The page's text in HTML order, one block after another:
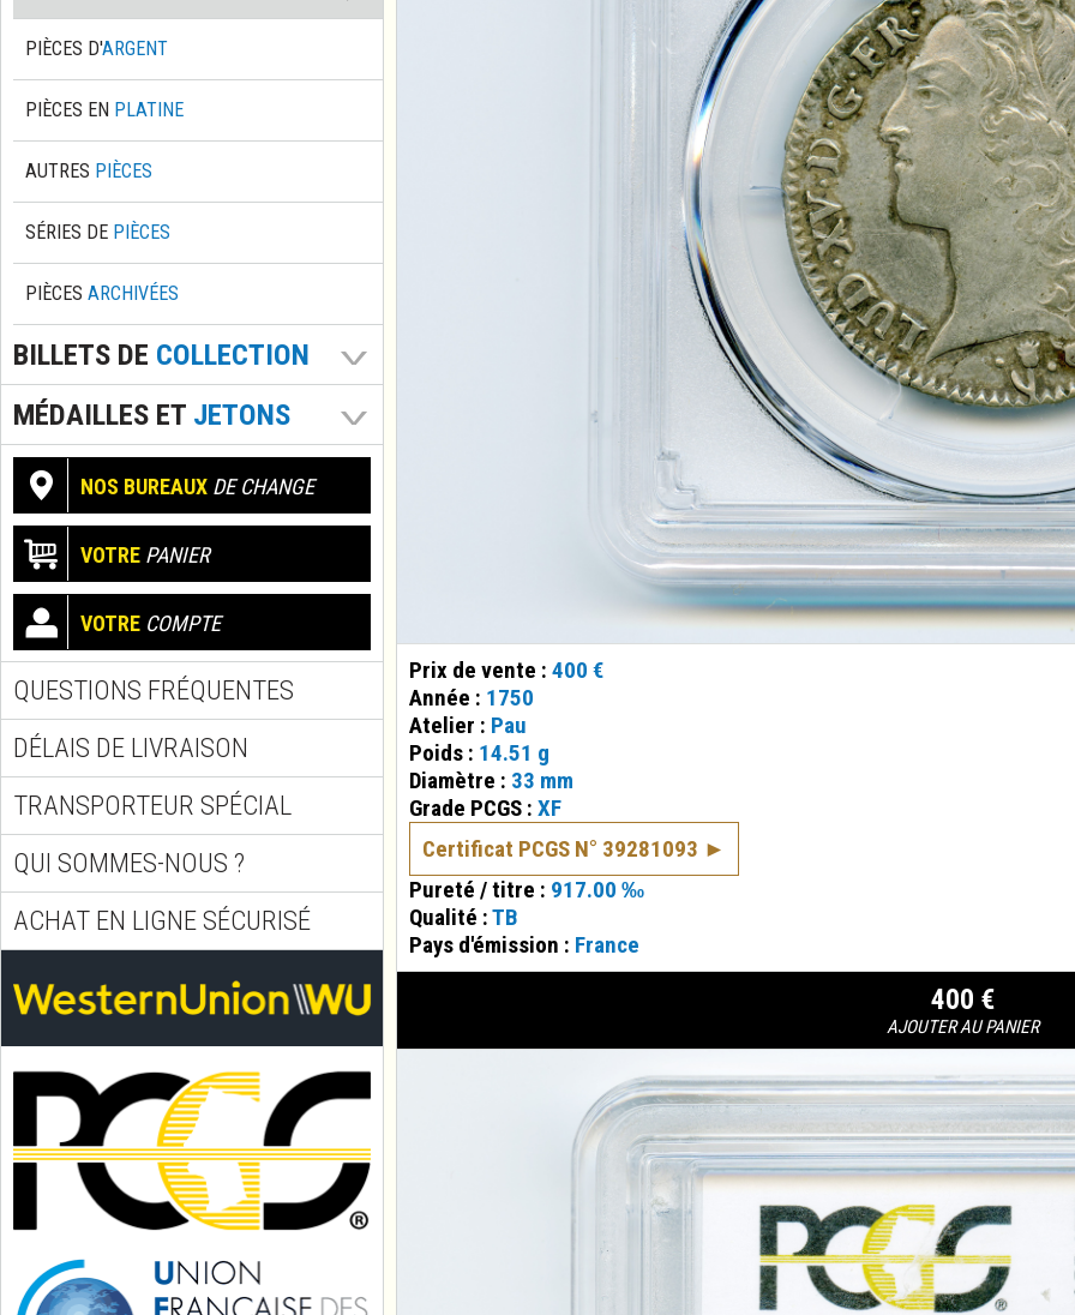
PIÈCES D'ARGENT
PIÈCES EN PLATINE
AUTRES PIÈCES
SÉRIES DE PIÈCES
PIÈCES ARCHIVÉES
BILLETS DE COLLECTION
MÉDAILLES ET JETONS
NOS BUREAUX DE CHANGE
VOTRE PANIER
VOTRE COMPTE
QUESTIONS FRÉQUENTES
DÉLAIS DE LIVRAISON
TRANSPORTEUR SPÉCIAL
QUI SOMMES-NOUS ?
ACHAT EN LIGNE SÉCURISÉ
Prix de vente : 400 €
Année : 1750
Atelier : Pau
Poids : 14.51 g
Diamètre : 33 mm
Grade PCGS : XF
Certificat PCGS N° 39281093
Pureté / titre : 917.00 ‰
Qualité :TB
Pays d'émission : France
400 €
AJOUTER AU PANIER